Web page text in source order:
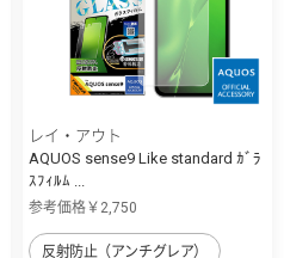
レイ・アウト
AQUOS sense9 Like standard ｶﾞﾗ
ｽﾌｨﾙﾑ ...
参考価格￥2,750
反射防止（アンチグレア）